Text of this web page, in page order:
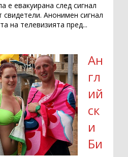
е евакуирана след сигнал
Анонимен сигнал
на телевизията пред...
Ан
гл
ий
ск
и
Би